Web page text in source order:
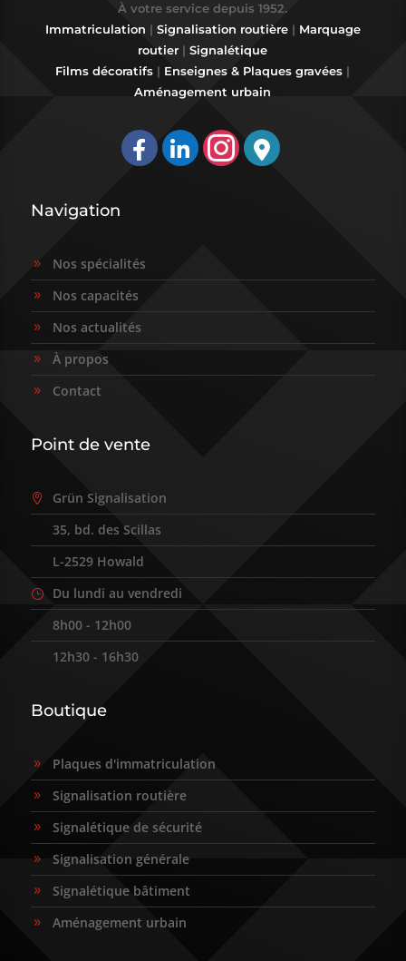
À votre service depuis 1952.
Immatriculation | Signalisation routière| Marquage
routier |Signalétique
Films décoratifs | Enseignes & Plaques gravées |
Aménagement urbain

Navigation
9 Nos spécialités
9 Nos capacités
9 Nos actualités
9 À propos
9 Contact
Point de vente
 Grün Signalisation
35, bd. des Scillas
L-2529 Howald
} Du lundi au vendredi
8h00 - 12h00
12h30 - 16h30
Boutique
9 Plaques d'immatriculation
9 Signalisation routière
9 Signalétique de sécurité
9 Signalisation générale
9 Signalétique bâtiment
9 Aménagement urbain